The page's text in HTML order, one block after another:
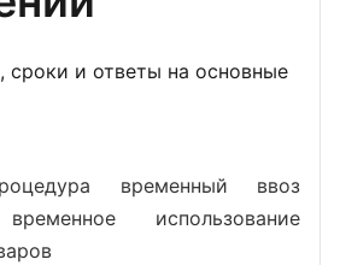
сроки и ответы на основные
временный ввоз
использование